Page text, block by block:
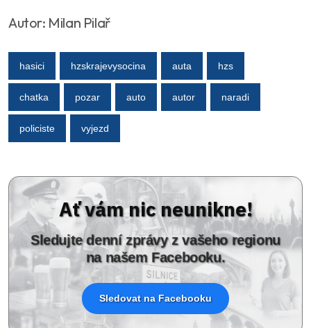
Autor: Milan Pilař
hasici hzskrajevysocina auta hzs
chatka pozar auto autor naradi
policiste vyjezd
Ať vám nic neunikne!
Sledujte denní zprávy z vašeho regionu
na našem Facebooku.
Sledovat na Facebooku